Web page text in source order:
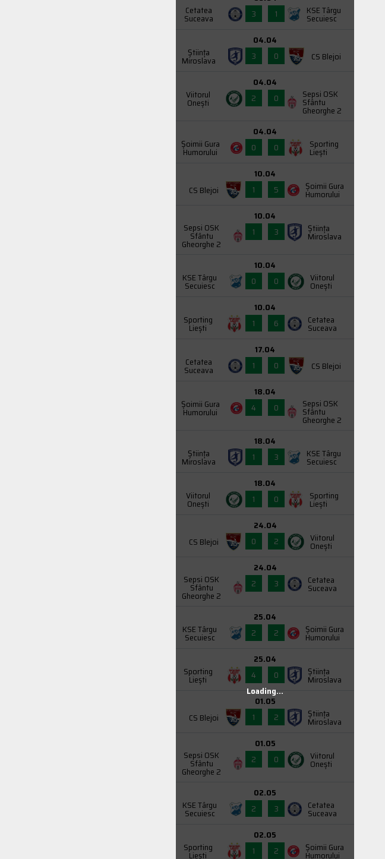
Cetatea
Suceava
3
1 KSE Târgu
Secuiesc
Știința
Miroslava
04.04
3
0 CS Blejoi
Viitorul
Onești
04.04
2
0 Sepsi OSK
Sfântu
Gheorghe 2
Şoimii Gura
Humorului
04.04
0
0 Sporting
Liești
CS Blejoi
10.04
1
5 Şoimii Gura
Humorului
Sepsi OSK
Sfântu
Gheorghe 2
10.04
1
3 Știința
Miroslava
KSE Târgu
Secuiesc
10.04
0
0 Viitorul
Onești
Sporting
Liești
10.04
1
6 Cetatea
Suceava
Cetatea
Suceava
17.04
1
0 CS Blejoi
Şoimii Gura
Humorului
18.04
4
0 Sepsi OSK
Sfântu
Gheorghe 2
Știința
Miroslava
18.04
1
3 KSE Târgu
Secuiesc
Viitorul
Onești
18.04
1
0 Sporting
Liești
CS Blejoi
24.04
0
2 Viitorul
Onești
Sepsi OSK
Sfântu
Gheorghe 2
24.04
2
3 Cetatea
Suceava
KSE Târgu
Secuiesc
25.04
2
2 Şoimii Gura
Humorului
Sporting
Liești
25.04
4
0 Știința
Miroslava
CS Blejoi
01.05
1
2 Știința
Miroslava
Sepsi OSK
Sfântu
Gheorghe 2
01.05
2
0 Viitorul
Onești
KSE Târgu
Secuiesc
02.05
2
3 Cetatea
Suceava
Sporting
Liești
02.05
1
2 Şoimii Gura
Humorului
Loading...